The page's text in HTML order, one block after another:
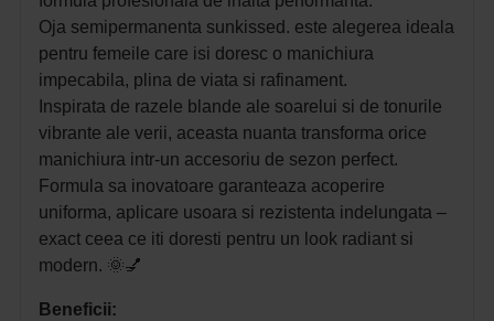
Oja semipermanenta sunkissed. este alegerea ideala
pentru femeile care isi doresc o manichiura
impecabila, plina de viata si rafinament.
Inspirata de razele blande ale soarelui si de tonurile
vibrante ale verii, aceasta nuanta transforma orice
manichiura intr-un accesoriu de sezon perfect.
Formula sa inovatoare garanteaza acoperire
uniforma, aplicare usoara si rezistenta indelungata –
exact ceea ce iti doresti pentru un look radiant si
modern. 🌞💅
Beneficii: